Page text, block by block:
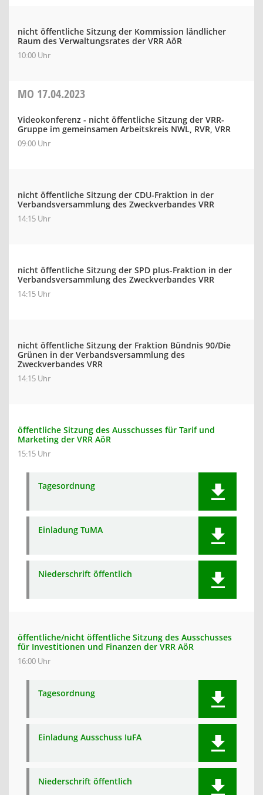
nicht öffentliche Sitzung der Kommission ländlicher
Raum des Verwaltungsrates der VRR AöR
10:00 Uhr
MO 17.04.2023
Videokonferenz - nicht öffentliche Sitzung der VRR-
Gruppe im gemeinsamen Arbeitskreis NWL, RVR, VRR
09:00 Uhr
nicht öffentliche Sitzung der CDU-Fraktion in der
Verbandsversammlung des Zweckverbandes VRR
14:15 Uhr
nicht öffentliche Sitzung der SPD plus-Fraktion in der
Verbandsversammlung des Zweckverbandes VRR
14:15 Uhr
nicht öffentliche Sitzung der Fraktion Bündnis 90/Die
Grünen in der Verbandsversammlung des
Zweckverbandes VRR
14:15 Uhr
öffentliche Sitzung des Ausschusses für Tarif und
Marketing der VRR AöR
15:15 Uhr
Tagesordnung
Einladung TuMA
Niederschrift öffentlich
öffentliche/nicht öffentliche Sitzung des Ausschusses
für Investitionen und Finanzen der VRR AöR
16:00 Uhr
Tagesordnung
Einladung Ausschuss IuFA
Niederschrift öffentlich